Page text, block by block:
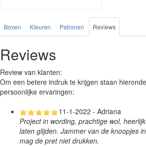
Boven Kleuren Patronen Reviews
Reviews
Review van klanten:
Om een betere indruk te krijgen staan
persoonlijke ervaringen:
11-1-2022 - Adriana
Project in wording, prachtige wol,
laten glijden. Jammer van de knoopjes
mag de pret niet drukken.